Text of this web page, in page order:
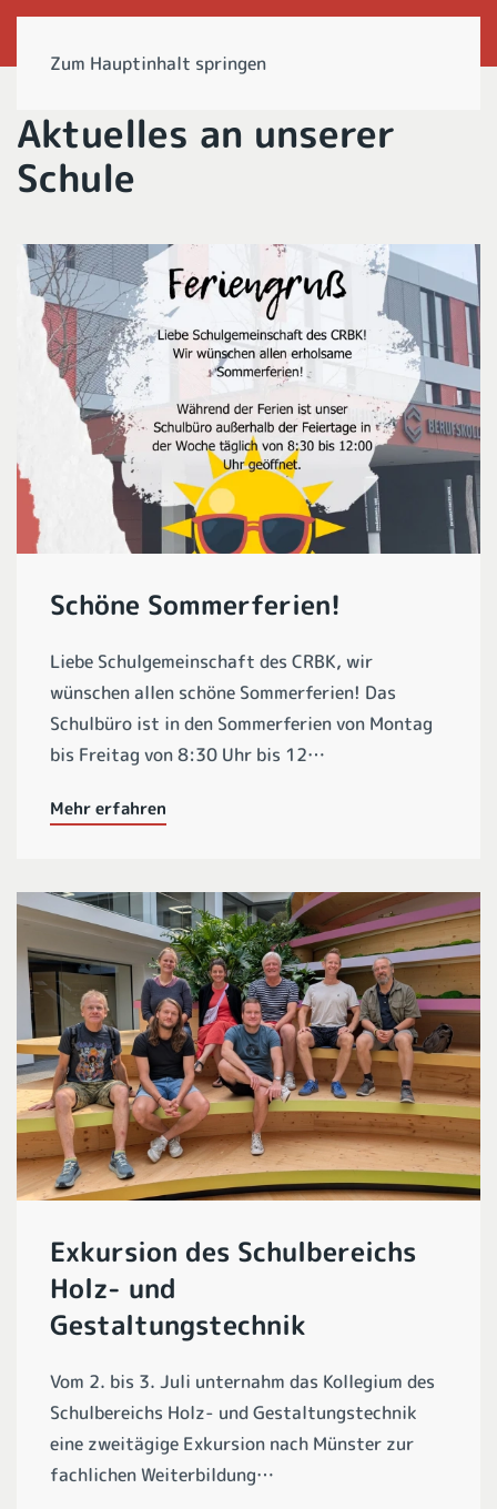
Zum Hauptinhalt springen
Aktuelles an unserer
Schule
Schöne Sommerferien!
Liebe Schulgemeinschaft des CRBK, wir
wünschen allen schöne Sommerferien! Das
Schulbüro ist in den Sommerferien von Montag
bis Freitag von 8:30 Uhr bis 12…
Mehr erfahren
Exkursion des Schulbereichs
Holz- und
Gestaltungstechnik
Vom 2. bis 3. Juli unternahm das Kollegium des
Schulbereichs Holz- und Gestaltungstechnik
eine zweitägige Exkursion nach Münster zur
fachlichen Weiterbildung…